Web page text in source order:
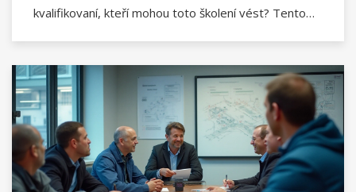
kvalifikovaní, kteří mohou toto školení vést? Tento
klíčové aspekty efektivního školení.